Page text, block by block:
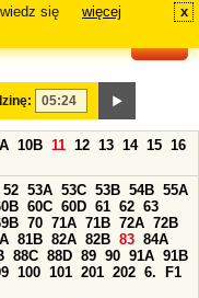
się
więcej x
10B 11 12 13 14 15 16
52 53A 53C 53B 54B 55A
60C 60D 61 62 63
70 71A 71B 72A 72B
81B 82A 82B 83 84A
88C 88D 89 90 91A 91B
100 101 201 202 6.
F1